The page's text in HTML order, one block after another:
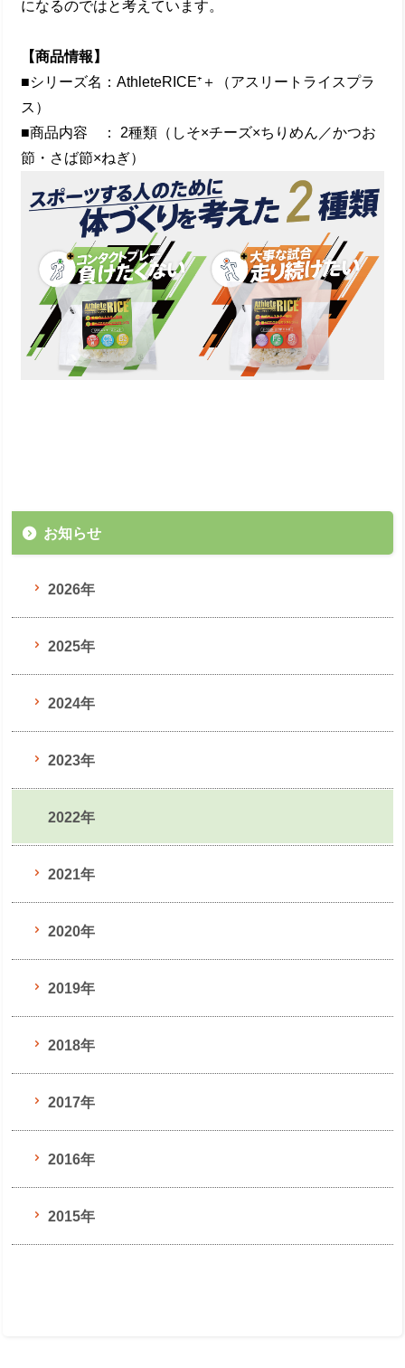
になるのではと考えています。
【商品情報】
■シリーズ名：AthleteRICE⁺＋（アスリートライスプラ
ス）
■商品内容 ： 2種類（しそ×チーズ×ちりめん／かつお
節・さば節×ねぎ）
お知らせ
2026年
2025年
2024年
2023年
2022年
2021年
2020年
2019年
2018年
2017年
2016年
2015年